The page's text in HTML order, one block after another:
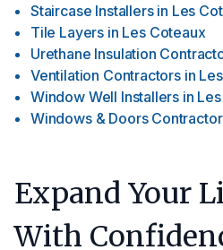
Staircase Installers in Les
Tile Layers in Les Coteaux
Urethane Insulation
Ventilation Contractors in
Window Well Installers in
Windows & Doors
Expand Your
With